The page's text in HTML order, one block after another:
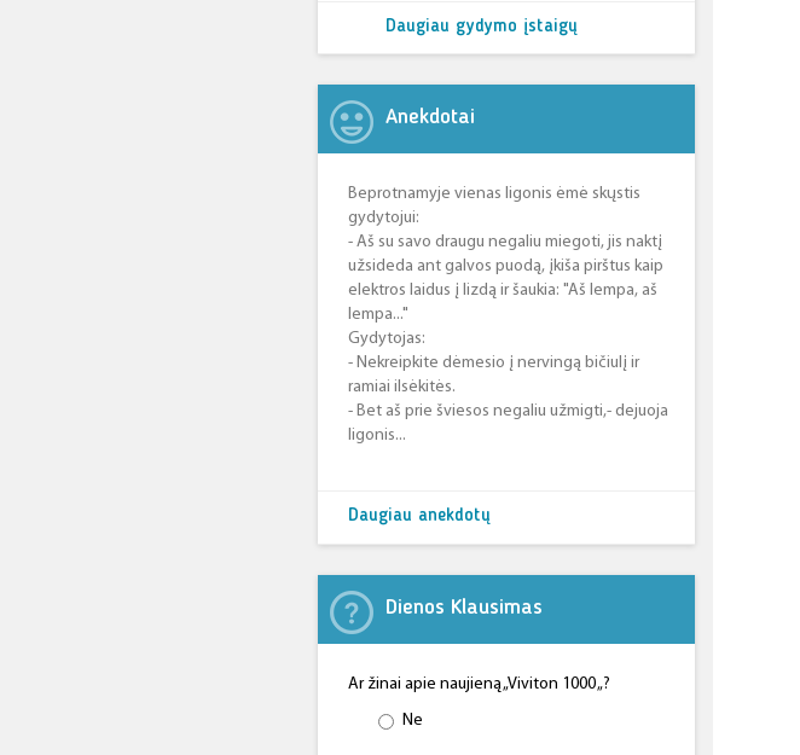
Daugiau gydymo įstaigų
Anekdotai
Beprotnamyje vienas ligonis ėmė skųstis
gydytojui:
- Aš su savo draugu negaliu miegoti, jis naktį
užsideda ant galvos puodą, įkiša pirštus kaip
elektros laidus į lizdą ir šaukia: "Aš lempa, aš
lempa..."
Gydytojas:
- Nekreipkite dėmesio į nervingą bičiulį ir
ramiai ilsėkitės.
- Bet aš prie šviesos negaliu užmigti,- dejuoja
ligonis...
Daugiau anekdotų
Dienos Klausimas
Ar žinai apie naujieną „Viviton 1000 „?
Ne